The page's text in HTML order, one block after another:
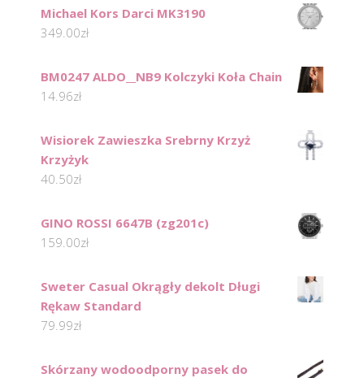
Michael Kors Darci MK3190
349.00zł
BM0247 ALDO__NB9 Kolczyki Koła Chain
14.96zł
Wisiorek Zawieszka Srebrny Krzyż
Krzyżyk
40.50zł
GINO ROSSI 6647B (zg201c)
159.00zł
Sweter Casual Okrągły dekolt Długi
Rękaw Standard
79.99zł
Skórzany wodoodporny pasek do